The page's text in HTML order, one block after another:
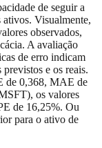
de seguir a
ativos. Visualmente,
observados,
A avaliação
de erro indicam
e os reais.
de 0,368, MAE de
os valores
de 16,25%. Ou
para o ativo de